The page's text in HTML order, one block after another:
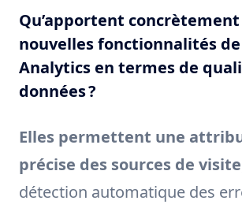
Qu’apportent
nouvelles fonctionnalités de
Analytics en termes de
données ?
Elles permettent une
précise des sources de visite
détection automatique des